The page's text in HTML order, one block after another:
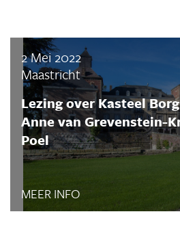
2 Mei 2022
Maastricht
Lezing over Kasteel
Anne van Grevenstein-
Poel
MEER INFO